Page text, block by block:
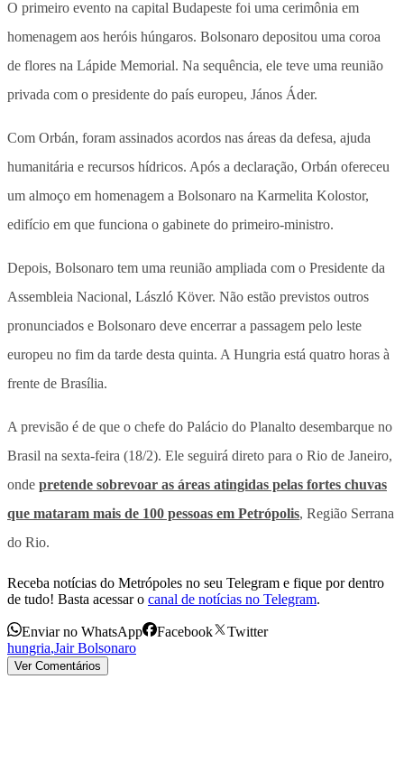
O primeiro evento na capital Budapeste foi uma cerimônia em
homenagem aos heróis húngaros. Bolsonaro depositou uma coroa
de flores na Lápide Memorial. Na sequência, ele teve uma reunião
privada com o presidente do país europeu, János Áder.
Com Orbán, foram assinados acordos nas áreas da defesa, ajuda
humanitária e recursos hídricos. Após a declaração, Orbán ofereceu
um almoço em homenagem a Bolsonaro na Karmelita Kolostor,
edifício em que funciona o gabinete do primeiro-ministro.
Depois, Bolsonaro tem uma reunião ampliada com o Presidente da
Assembleia Nacional, László Köver. Não estão previstos outros
pronunciados e Bolsonaro deve encerrar a passagem pelo leste
europeu no fim da tarde desta quinta. A Hungria está quatro horas à
frente de Brasília.
A previsão é de que o chefe do Palácio do Planalto desembarque no
Brasil na sexta-feira (18/2). Ele seguirá direto para o Rio de Janeiro,
onde pretende sobrevoar as áreas atingidas pelas fortes chuvas
que mataram mais de 100 pessoas em Petrópolis, Região Serrana
do Rio.
Receba notícias do Metrópoles no seu Telegram e fique por dentro
de tudo! Basta acessar o canal de notícias no Telegram.
Enviar no WhatsApp Facebook
Twitter
hungria,Jair Bolsonaro
Ver Comentários